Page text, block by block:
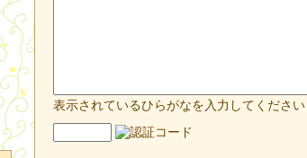
表示されているひらがなを入力してください